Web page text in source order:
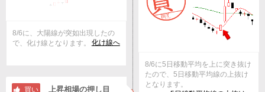
8/6に、大陽線が突如出現したの
で、化け線となります。
化け線へ
8/6に5日移動平均を上に突き抜け
たので、5日移動平均線の上抜け
となります。
買い 上昇相場の押し目